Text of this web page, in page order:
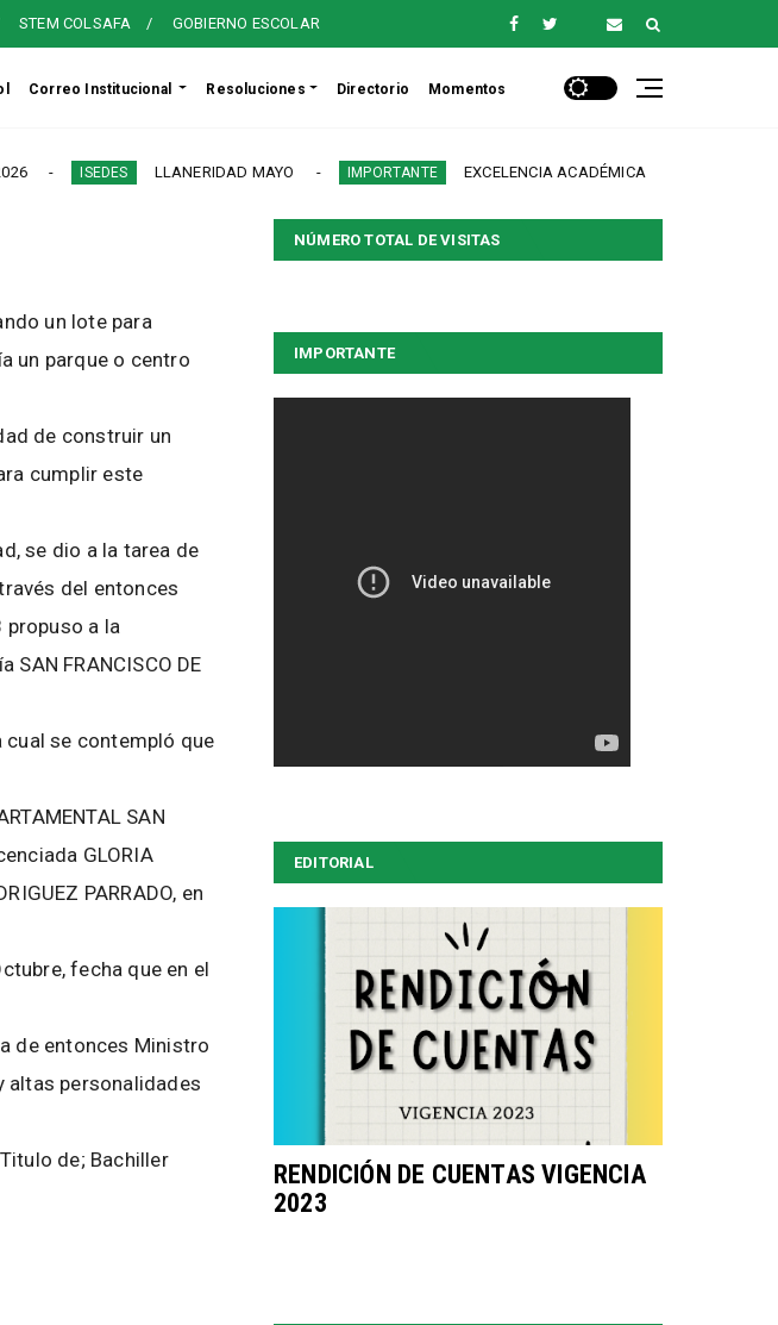
STEM COLSAFA GOBIERNO ESCOLAR
Correo Institucional Resoluciones Directorio Momentos
ISEDES LLANERIDAD MAYO IMPORTANTE EXCELENCIA ACADÉMICA
un lote para
un parque o centro
de construir un
cumplir este
se dio a la tarea de
del entonces
propuso a la
FRANCISCO DE
cual se contempló que
SAN
GLORIA
PARRADO, en
fecha que en el
de entonces Ministro
altas personalidades
de; Bachiller
NÚMERO TOTAL DE VISITAS
IMPORTANTE
EDITORIAL
RENDICIÓN DE CUENTAS VIGENCIA
2023